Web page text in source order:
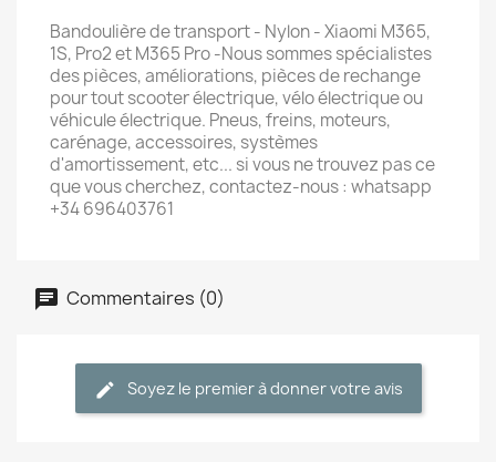
Bandoulière de transport - Nylon - Xiaomi M365,
1S, Pro2 et M365 Pro -Nous sommes spécialistes
des pièces, améliorations, pièces de rechange
pour tout scooter électrique, vélo électrique ou
véhicule électrique. Pneus, freins, moteurs,
carénage, accessoires, systèmes
d'amortissement, etc... si vous ne trouvez pas ce
que vous cherchez, contactez-nous : whatsapp
+34 696403761
Commentaires (0)
Soyez le premier à donner votre avis